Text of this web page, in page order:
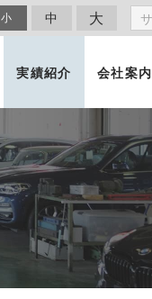
小 中 大
実績紹介 会社案内